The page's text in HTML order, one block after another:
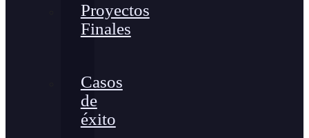
Proyectos
Finales
Casos
de
éxito